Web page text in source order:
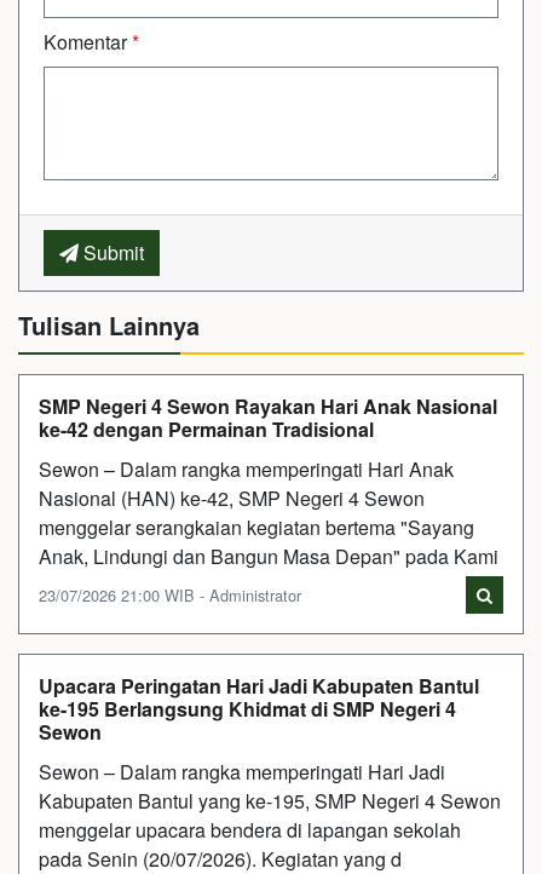
Komentar*
Submit
Tulisan Lainnya
SMP Negeri 4 Sewon Rayakan Hari Anak Nasional
ke-42 dengan Permainan Tradisional
Sewon – Dalam rangka memperingati Hari Anak
Nasional (HAN) ke-42, SMP Negeri 4 Sewon
menggelar serangkaian kegiatan bertema "Sayang
Anak, Lindungi dan Bangun Masa Depan" pada Kami
23/07/2026 21:00 WIB - Administrator
Upacara Peringatan Hari Jadi Kabupaten Bantul
ke-195 Berlangsung Khidmat di SMP Negeri 4
Sewon
Sewon – Dalam rangka memperingati Hari Jadi
Kabupaten Bantul yang ke-195, SMP Negeri 4 Sewon
menggelar upacara bendera di lapangan sekolah
pada Senin (20/07/2026). Kegiatan yang d